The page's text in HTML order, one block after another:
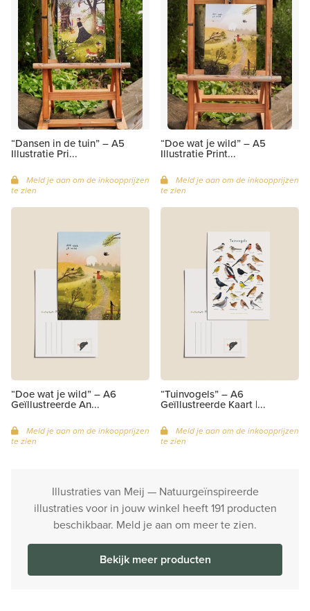
“Dansen in de tuin” – A5
Illustratie Pri...
Meld je aan om de inkoopprijzen
te zien
“Doe wat je wild” – A5
Illustratie Print...
Meld je aan om de inkoopprijzen
te zien
“Doe wat je wild” – A6
Geïllustreerde An...
Meld je aan om de inkoopprijzen
te zien
“Tuinvogels” – A6
Geïllustreerde Kaart |...
Meld je aan om de inkoopprijzen
te zien
Illustraties van Meij — Natuurgeïnspireerde
illustraties voor in jouw winkel heeft 191 producten
beschikbaar. Meld je aan om meer te zien.
Bekijk meer producten